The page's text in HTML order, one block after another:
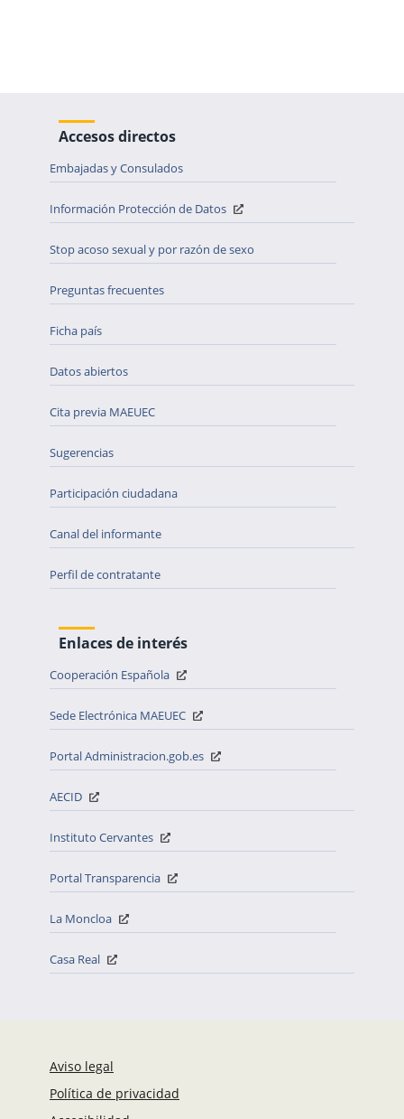
Accesos directos
Embajadas y Consulados
Información Protección de Datos
Stop acoso sexual y por razón de sexo
Preguntas frecuentes
Ficha país
Datos abiertos
Cita previa MAEUEC
Sugerencias
Participación ciudadana
Canal del informante
Perfil de contratante
Enlaces de interés
Cooperación Española
Sede Electrónica MAEUEC
Portal Administracion.gob.es
AECID
Instituto Cervantes
Portal Transparencia
La Moncloa
Casa Real
Aviso legal
Política de privacidad